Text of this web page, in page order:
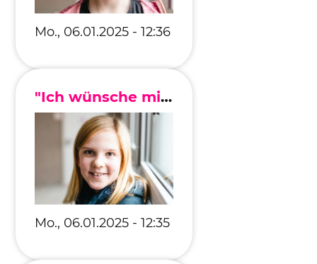
Mo., 06.01.2025 - 12:36
"Ich wünsche mir, dass niemand wegen seinem Äußeren geärgert wird."
Mo., 06.01.2025 - 12:35